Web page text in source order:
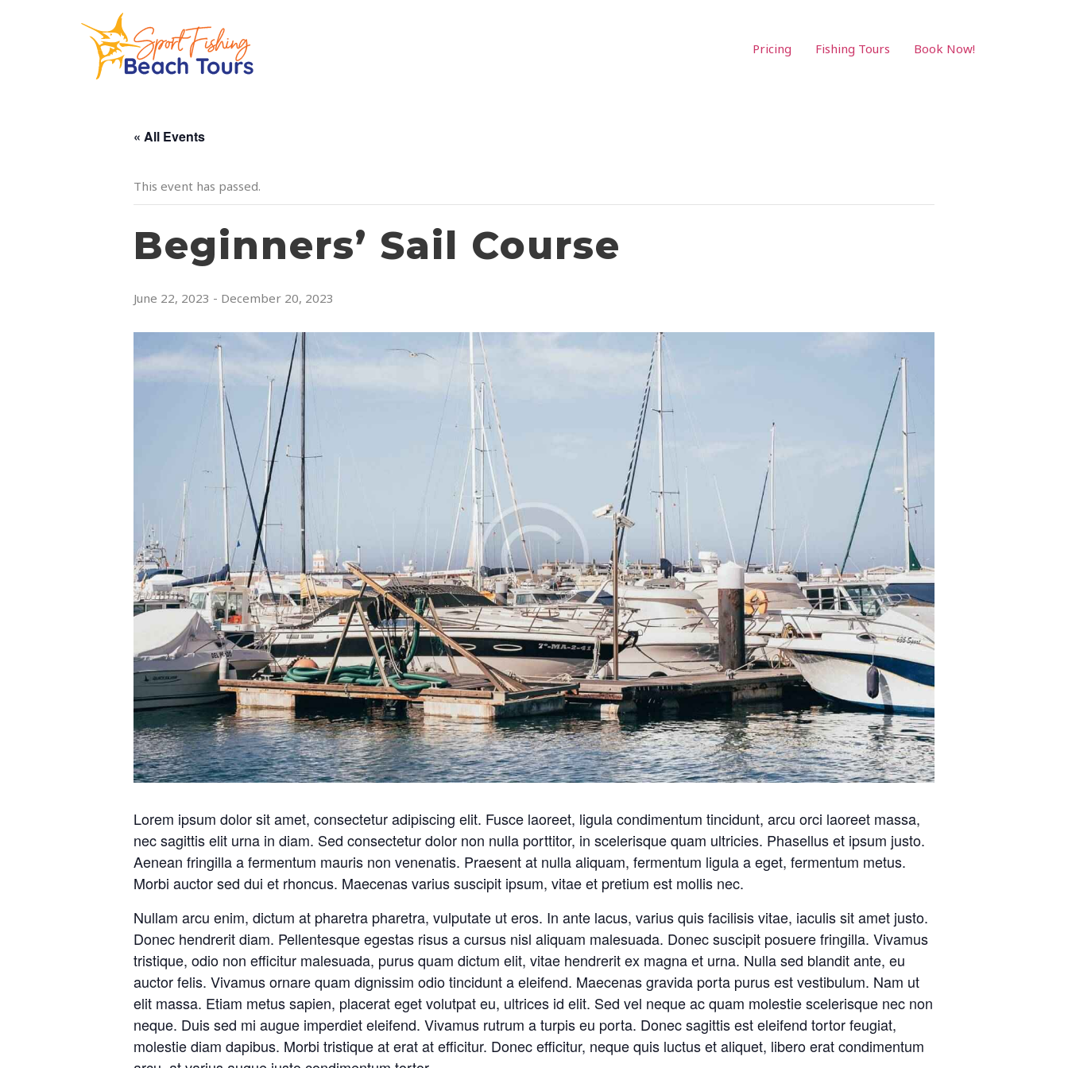
Pricing Fishing Tours Book Now!
« All Events
This event has passed.
Beginners’ Sail Course
June 22, 2023 - December 20, 2023
Lorem ipsum dolor sit amet, consectetur adipiscing elit. Fusce laoreet, ligula condimentum tincidunt, arcu orci laoreet massa,
nec sagittis elit urna in diam. Sed consectetur dolor non nulla porttitor, in scelerisque quam ultricies. Phasellus et ipsum justo.
Aenean fringilla a fermentum mauris non venenatis. Praesent at nulla aliquam, fermentum ligula a eget, fermentum metus.
Morbi auctor sed dui et rhoncus. Maecenas varius suscipit ipsum, vitae et pretium est mollis nec.
Nullam arcu enim, dictum at pharetra pharetra, vulputate ut eros. In ante lacus, varius quis facilisis vitae, iaculis sit amet justo.
Donec hendrerit diam. Pellentesque egestas risus a cursus nisl aliquam malesuada. Donec suscipit posuere fringilla. Vivamus
tristique, odio non efficitur malesuada, purus quam dictum elit, vitae hendrerit ex magna et urna. Nulla sed blandit ante, eu
auctor felis. Vivamus ornare quam dignissim odio tincidunt a eleifend. Maecenas gravida porta purus est vestibulum. Nam ut
elit massa. Etiam metus sapien, placerat eget volutpat eu, ultrices id elit. Sed vel neque ac quam molestie scelerisque nec non
neque. Duis sed mi augue imperdiet eleifend. Vivamus rutrum a turpis eu porta. Donec sagittis est eleifend tortor feugiat,
molestie diam dapibus. Morbi tristique at erat at efficitur. Donec efficitur, neque quis luctus et aliquet, libero erat condimentum